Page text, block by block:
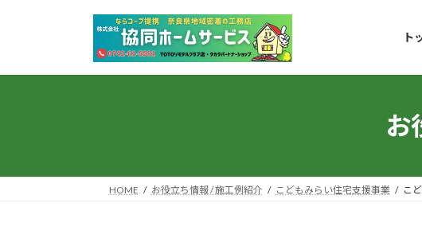
プ
動
ト
お
HOME お役立ち情報 / 施工例紹介 こどもみらい住宅支援事業 こ